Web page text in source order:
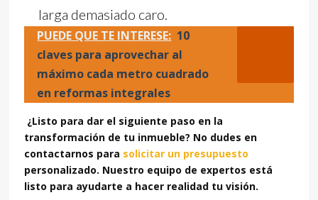
larga demasiado caro.
PUEDE QUE TE INTERESE: 10
claves para aprovechar al
máximo cada metro cuadrado
en reformas integrales
¿Listo para dar el siguiente paso en la
transformación de tu inmueble? No dudes en
contactarnos para solicitar un presupuesto
personalizado. Nuestro equipo de expertos está
listo para ayudarte a hacer realidad tu visión.